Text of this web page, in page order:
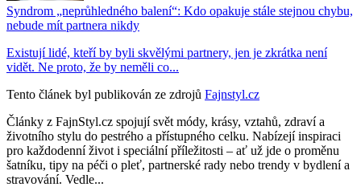
Syndrom „neprůhledného balení“: Kdo opakuje stále stejnou chybu,
nebude mít partnera nikdy
Existují lidé, kteří by byli skvělými partnery, jen je zkrátka není
vidět. Ne proto, že by neměli co...
Tento článek byl publikován ze zdrojů Fajnstyl.cz
Články z FajnStyl.cz spojují svět módy, krásy, vztahů, zdraví a
životního stylu do pestrého a přístupného celku. Nabízejí inspiraci
pro každodenní život i speciální příležitosti – ať už jde o proměnu
šatníku, tipy na péči o pleť, partnerské rady nebo trendy v bydlení a
stravování. Vedle...